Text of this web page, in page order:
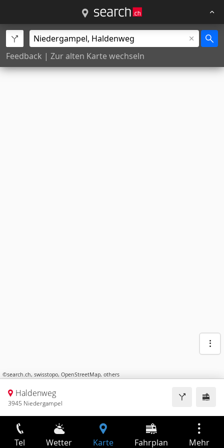
Feedback | Zur alten Karte wechseln
©search.ch, swisstopo, OpenStreetMap, others
Haldenweg
3945 Niedergampel
Tel Wetter Karte Fahrplan Mehr